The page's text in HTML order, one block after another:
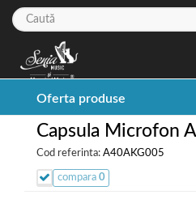
Oferta produse
Capsula Microfon
Cod referinta: A40AKG005
compara 0